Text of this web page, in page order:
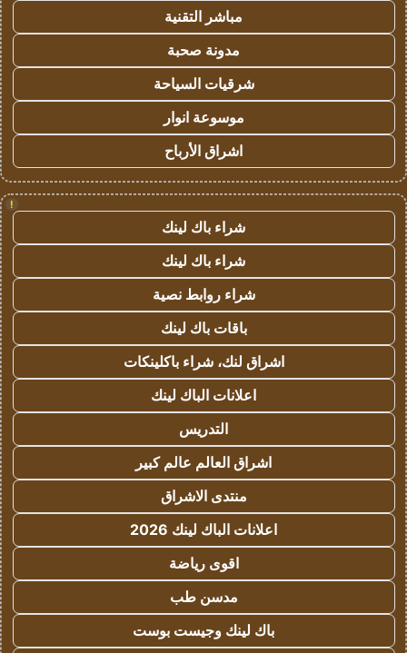
مباشر التقنية
مدونة صحبة
شرقيات السياحة
موسوعة انوار
اشراق الأرباح
!
شراء باك لينك
شراء باك لينك
شراء روابط نصية
باقات باك لينك
اشراق لنك، شراء باكلينكات
اعلانات الباك لينك
التدريس
اشراق العالم عالم كبير
منتدى الاشراق
اعلانات الباك لينك 2026
اقوى رياضة
مدسن طب
باك لينك وجيست بوست